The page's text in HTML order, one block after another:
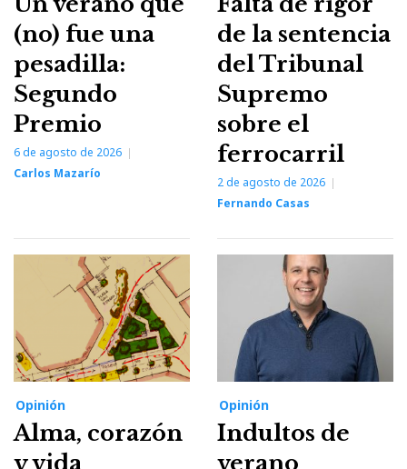
(no) fue una
pesadilla:
Segundo
Premio
6 de agosto de 2026
Carlos Mazarío
de la sentencia
del Tribunal
Supremo
sobre el
ferrocarril
2 de agosto de 2026
Fernando Casas
Opinión
Alma, corazón
y vida
Opinión
Indultos de
verano